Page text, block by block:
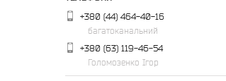
+380 (44) 464-40-16
багатоканальний
+380 (63) 119-46-54
Голомозенко Ігор